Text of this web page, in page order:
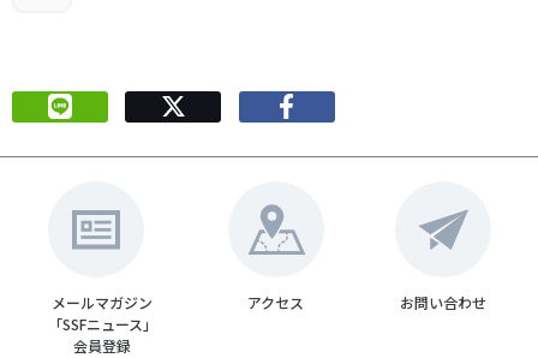
メールマガジン
「SSFニュース」
会員登録
アクセス お問い合わせ